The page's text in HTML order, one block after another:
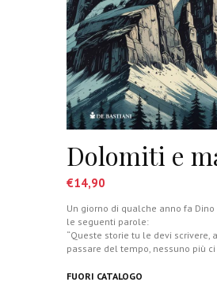
Dolomiti e
€14,90
Un giorno di qualche anno fa
le seguenti parole:
“Queste storie tu le devi scrivere,
passare del tempo, nessuno più ci
FUORI CATALOGO